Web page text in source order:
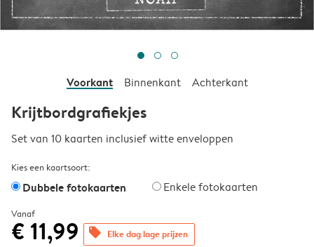
Voorkant Binnenkant Achterkant
Krijtbordgrafiekjes
Set van 10 kaarten inclusief witte enveloppen
Kies een kaartsoort:
Dubbele fotokaarten Enkele fotokaarten
Vanaf
€ 11,99 offers Elke dag lage prijzen